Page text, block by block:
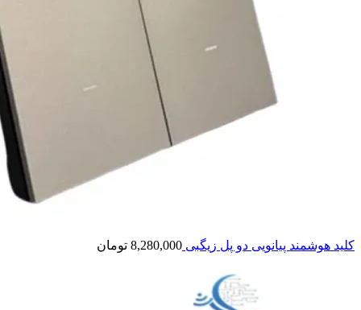
کلید هوشمند پیانویی دو پل زیگبی 8,280,000 تومان